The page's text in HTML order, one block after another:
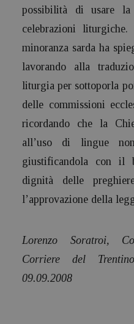
possibilità di usare
celebrazioni liturgiche.
minoranza sarda ha
lavorando alla
liturgia per sottoporla
delle commissioni
ricordando che la
all’uso di lingue
giustificandola con il
dignità delle
l’approvazione della
Lorenzo Soratroi,
Corriere del
09.09.2008